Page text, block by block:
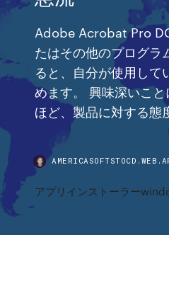
Adobe Acrobat Pro
たはその他のプログラ
ると、自分が使用して
めます。 興味深いこ
ほど、製品に対する態
アプリインストーラー